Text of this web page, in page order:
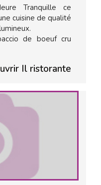
Tranquille ce
cuisine de qualité
de boeuf cru
Il ristorante